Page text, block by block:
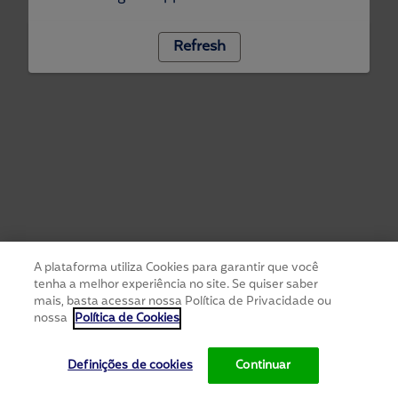
Refresh
A plataforma utiliza Cookies para garantir que você
tenha a melhor experiência no site. Se quiser saber
mais, basta acessar nossa Política de Privacidade ou
nossa Política de Cookies
Definições de cookies Continuar